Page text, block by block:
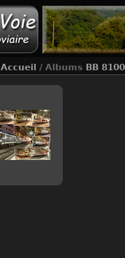
Accueil / Albums BB 8100